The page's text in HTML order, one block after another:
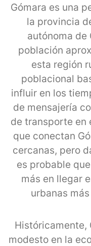
Gómara es una
la provincia
autónoma de
población
esta región
poblacional
influir en los
de mensajería
de transporte en
que conectan
cercanas, pero
es probable
más en llegar
urbanas
Históricamente,
modesto en la